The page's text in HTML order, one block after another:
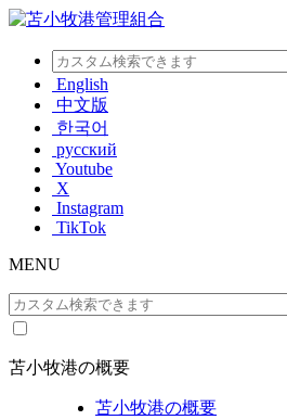
English
中文版
한국어
русский
Youtube
X
Instagram
TikTok
MENU
苫小牧港の概要
苫小牧港の概要